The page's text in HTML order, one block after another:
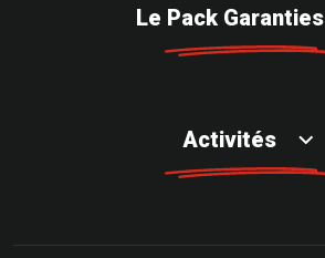
Le Pack Garanties
Activités